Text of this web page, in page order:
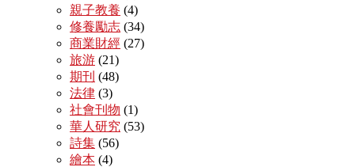
親子教養 (4)
修養勵志 (34)
商業財經 (27)
旅游 (21)
期刊 (48)
法律 (3)
社會刊物 (1)
華人研究 (53)
詩集 (56)
繪本 (4)